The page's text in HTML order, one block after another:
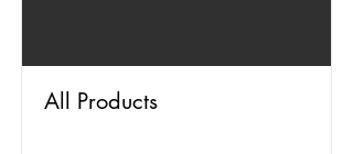
All Products